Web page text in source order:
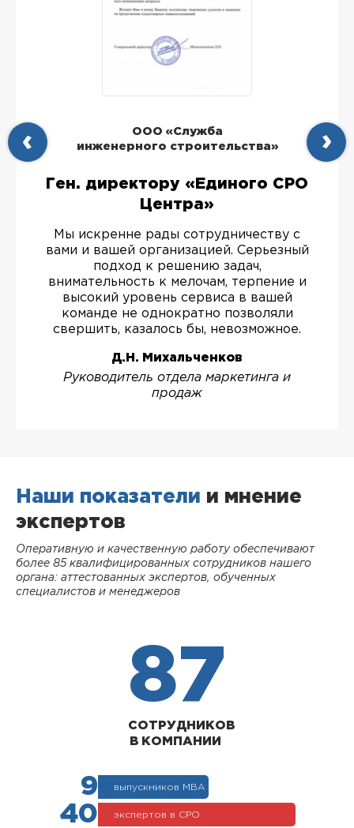
ООО «Служба
инженерного строительства»
Ген. директору «Единого СРО
Центра»
Мы искренне рады сотрудничеству с
вами и вашей организацией. Серьезный
подход к решению задач,
внимательность к мелочам, терпение и
высокий уровень сервиса в вашей
команде не однократно позволяли
свершить, казалось бы, невозможное.
Д.Н. Михальченков
Руководитель отдела маркетинга и
продаж
Наши показатели и мнение
экспертов
Оперативную и качественную работу обеспечивают
более 85 квалифицированных сотрудников нашего
органа: аттестованных экспертов, обученных
специалистов и менеджеров
87
СОТРУДНИКОВ
В КОМПАНИИ
9 выпускников МВА
40 экспертов в СРО